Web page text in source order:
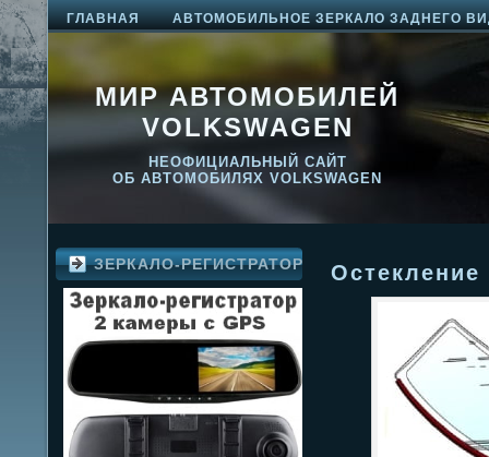
ГЛАВНАЯ АВТОМОБИЛЬНОЕ ЗЕРКАЛО ЗАДНЕГО
МИР АВТОМОБИЛЕЙ
VOLKSWAGEN
НЕОФИЦИАЛЬНЫЙ САЙТ
ОБ АВТОМОБИЛЯХ VOLKSWAGEN
ЗЕРКАЛО-РЕГИСТРАТОР Остекление